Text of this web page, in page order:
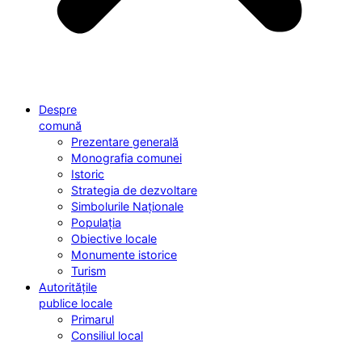
Despre
comună
Prezentare generală
Monografia comunei
Istoric
Strategia de dezvoltare
Simbolurile Naționale
Populația
Obiective locale
Monumente istorice
Turism
Autoritățile
publice locale
Primarul
Consiliul local